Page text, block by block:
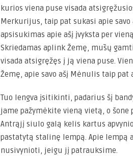
kurios viena puse visada
Merkurijus, taip pat sukasi apie
apsisukimas apie ašį įvyksta per
Skriedamas aplink Žemę, mūsų
visada atsigręžęs į ją viena puse.
Žemę, apie savo ašį Mėnulis taip pat
Tuo lengva įsitikinti, padarius šį
jame pažymėkite vieną vietą, o
Antrąjį siulo galą kelis kartus
pastatytą stalinę lempą. Apie lempą
nusivynioti, jeigu jį patrauksime.